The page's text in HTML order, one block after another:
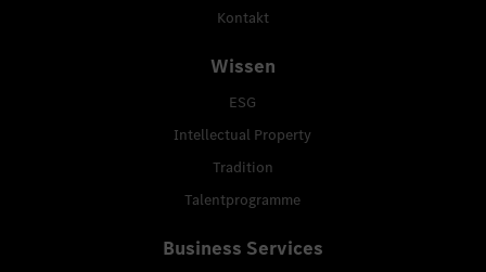
Kontakt
Wissen
ESG
Intellectual Property
Tradition
Talentprogramme
Business Services